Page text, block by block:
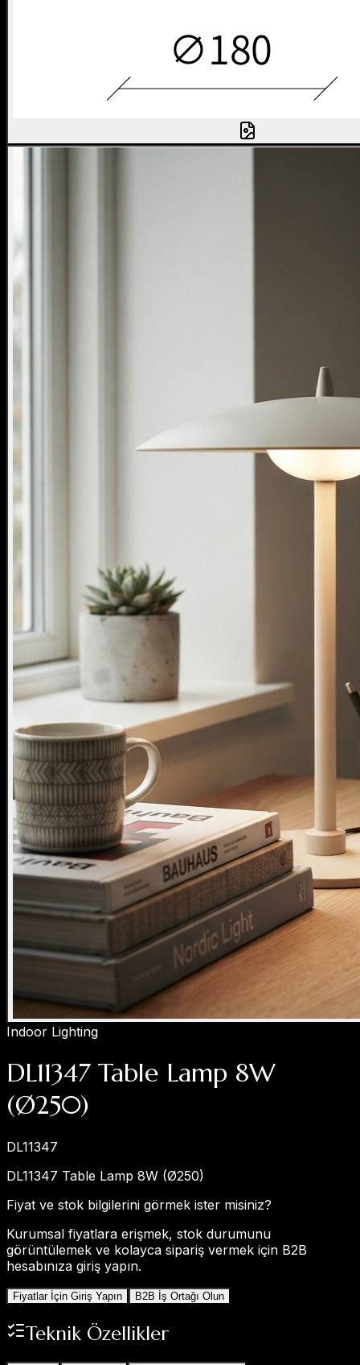
Indoor Lighting
DL11347 Table Lamp 8W
(Ø250)
DL11347
DL11347 Table Lamp 8W (Ø250)
Fiyat ve stok bilgilerini görmek ister misiniz?
Kurumsal fiyatlara erişmek, stok durumunu
görüntülemek ve kolayca sipariş vermek için B2B
hesabınıza giriş yapın.
Fiyatlar İçin Giriş Yapın B2B İş Ortağı Olun
Teknik Özellikler